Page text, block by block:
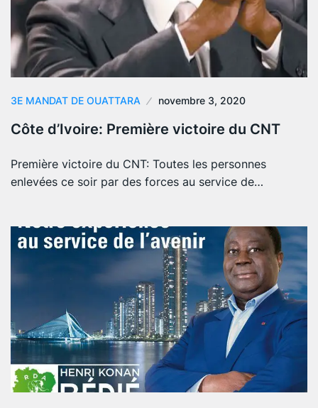
3E MANDAT DE OUATTARA novembre 3, 2020
Côte d’Ivoire: Première victoire du CNT
Première victoire du CNT: Toutes les personnes
enlevées ce soir par des forces au service de…